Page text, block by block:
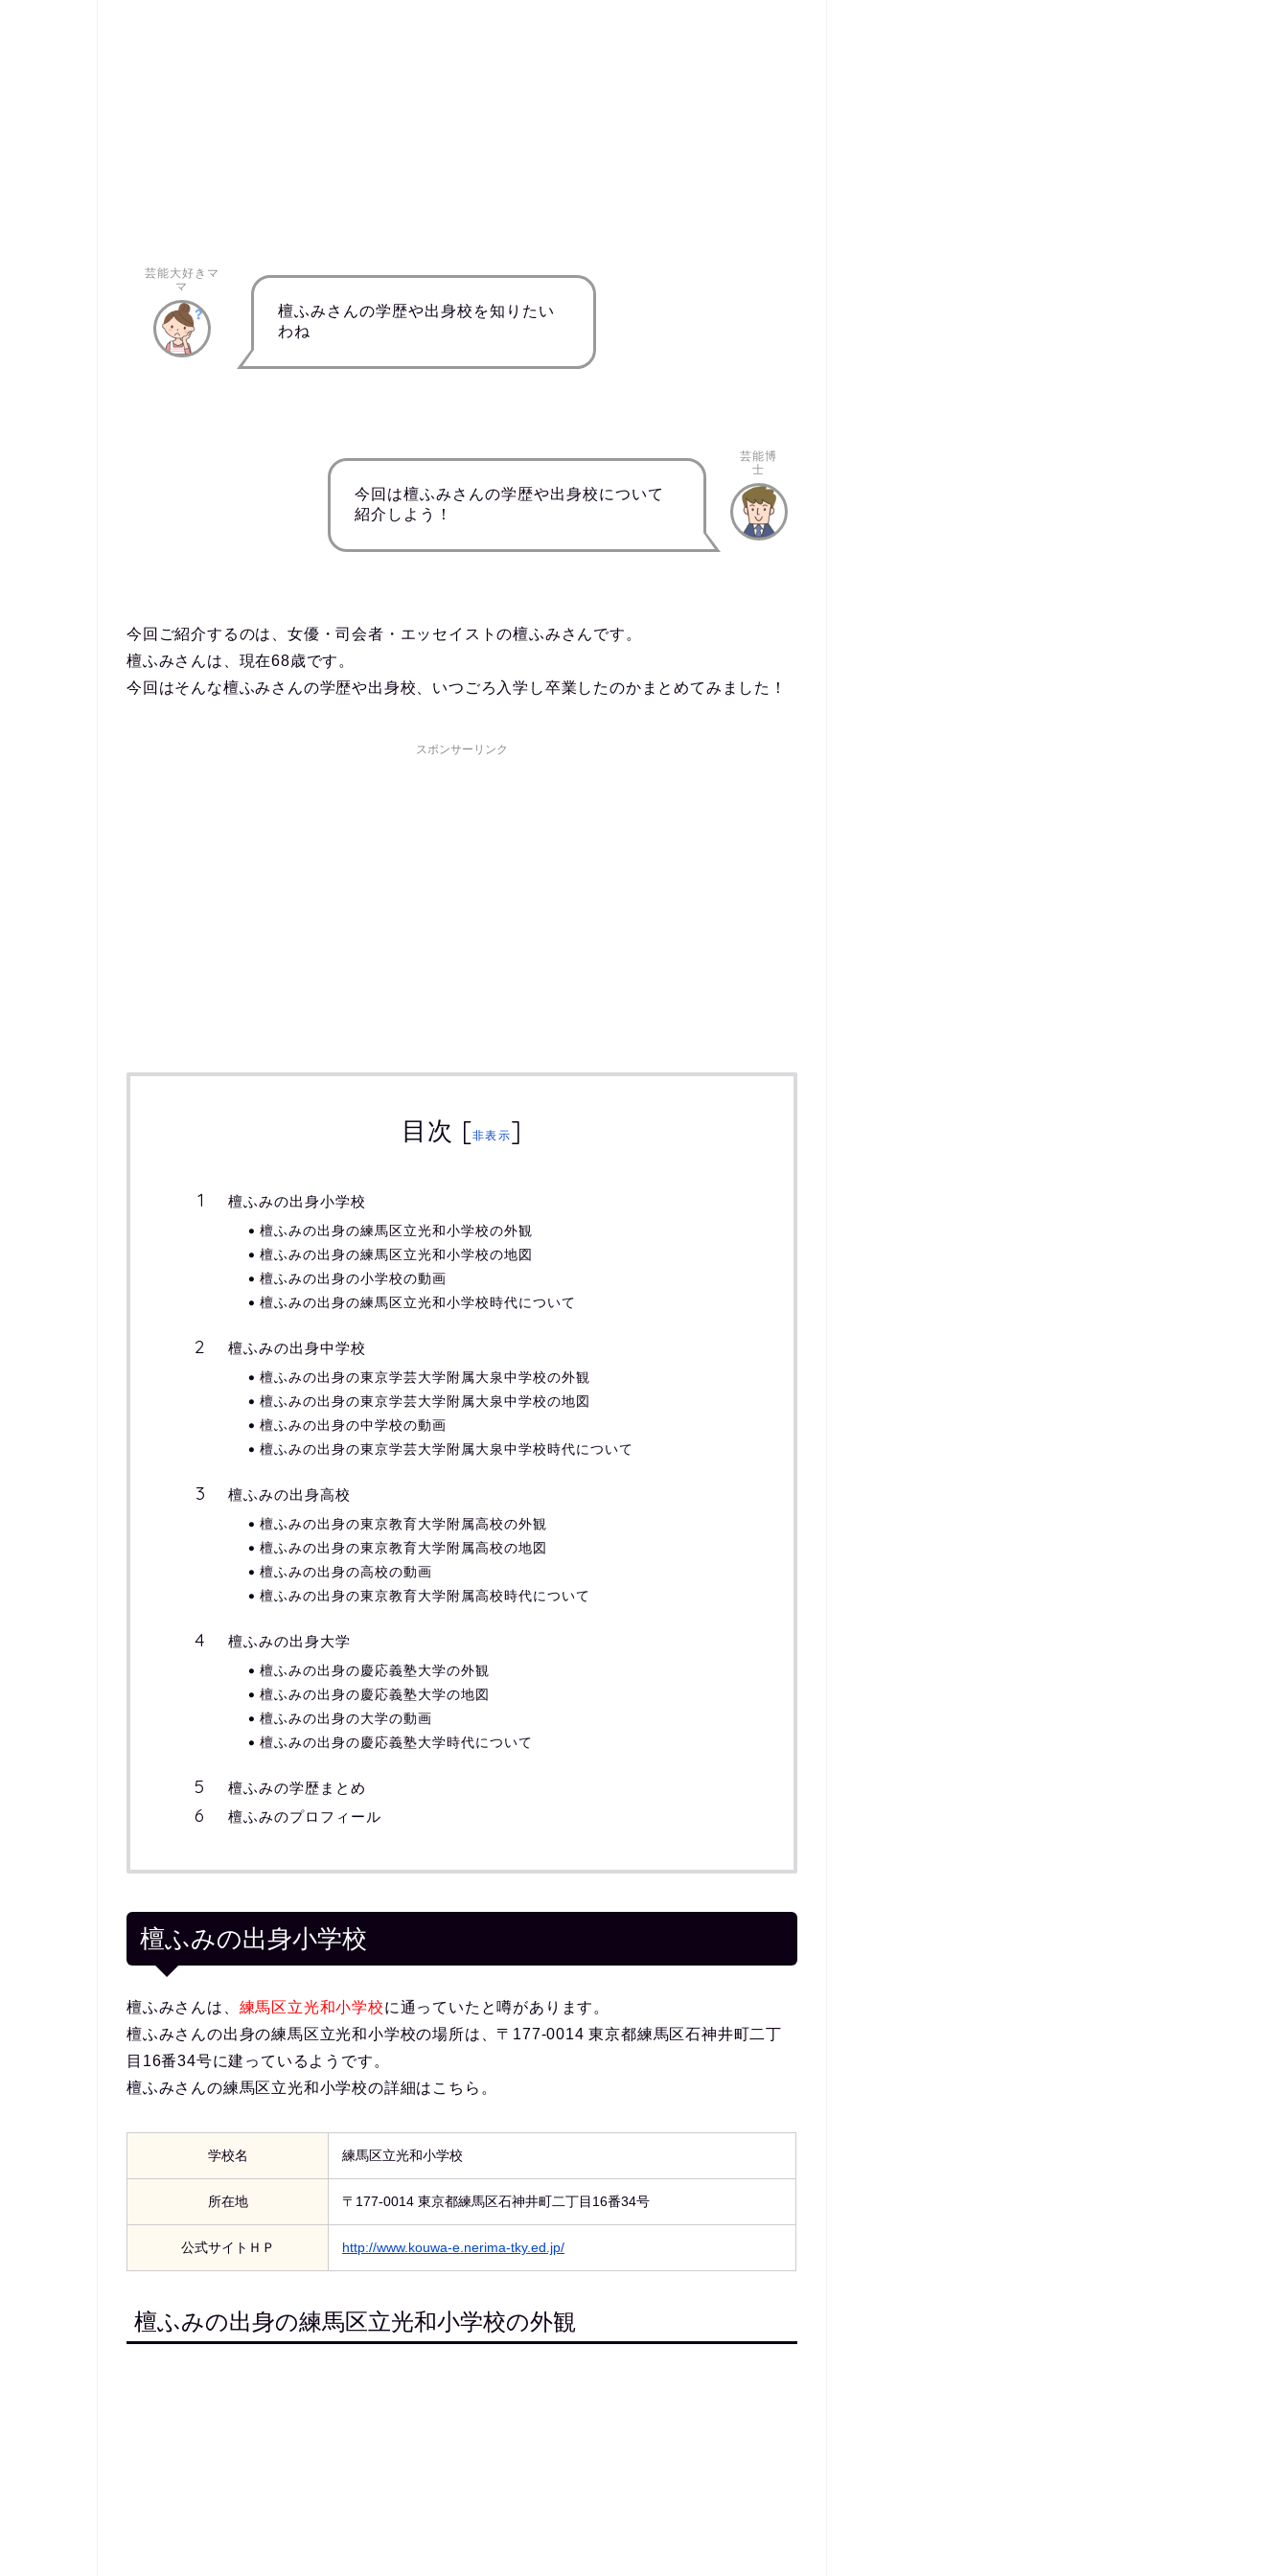
芸能大好きマ
マ
檀ふみさんの学歴や出身校を知りたい
わね
今回は檀ふみさんの学歴や出身校について
紹介しよう！
芸能博
士
今回ご紹介するのは、女優・司会者・エッセイストの檀ふみさんです。
檀ふみさんは、現在68歳です。
今回はそんな檀ふみさんの学歴や出身校、いつごろ入学し卒業したのかまとめてみました！
スポンサーリンク
目次 [非表示]
檀ふみの出身小学校
檀ふみの出身の練馬区立光和小学校の外観
檀ふみの出身の練馬区立光和小学校の地図
檀ふみの出身の小学校の動画
檀ふみの出身の練馬区立光和小学校時代について
檀ふみの出身中学校
檀ふみの出身の東京学芸大学附属大泉中学校の外観
檀ふみの出身の東京学芸大学附属大泉中学校の地図
檀ふみの出身の中学校の動画
檀ふみの出身の東京学芸大学附属大泉中学校時代について
檀ふみの出身高校
檀ふみの出身の東京教育大学附属高校の外観
檀ふみの出身の東京教育大学附属高校の地図
檀ふみの出身の高校の動画
檀ふみの出身の東京教育大学附属高校時代について
檀ふみの出身大学
檀ふみの出身の慶応義塾大学の外観
檀ふみの出身の慶応義塾大学の地図
檀ふみの出身の大学の動画
檀ふみの出身の慶応義塾大学時代について
檀ふみの学歴まとめ
檀ふみのプロフィール
檀ふみの出身小学校
檀ふみさんは、 練馬区立光和小学校に通っていたと噂があります。
檀ふみさんの出身の練馬区立光和小学校の場所は、〒177-0014 東京都練馬区石神井町二丁
目16番34号に建っているようです。
檀ふみさんの練馬区立光和小学校の詳細はこちら。
学校名 練馬区立光和小学校
所在地 〒177-0014 東京都練馬区石神井町二丁目16番34号
公式サイトＨＰ http://www.kouwa-e.nerima-tky.ed.jp/
檀ふみの出身の練馬区立光和小学校の外観